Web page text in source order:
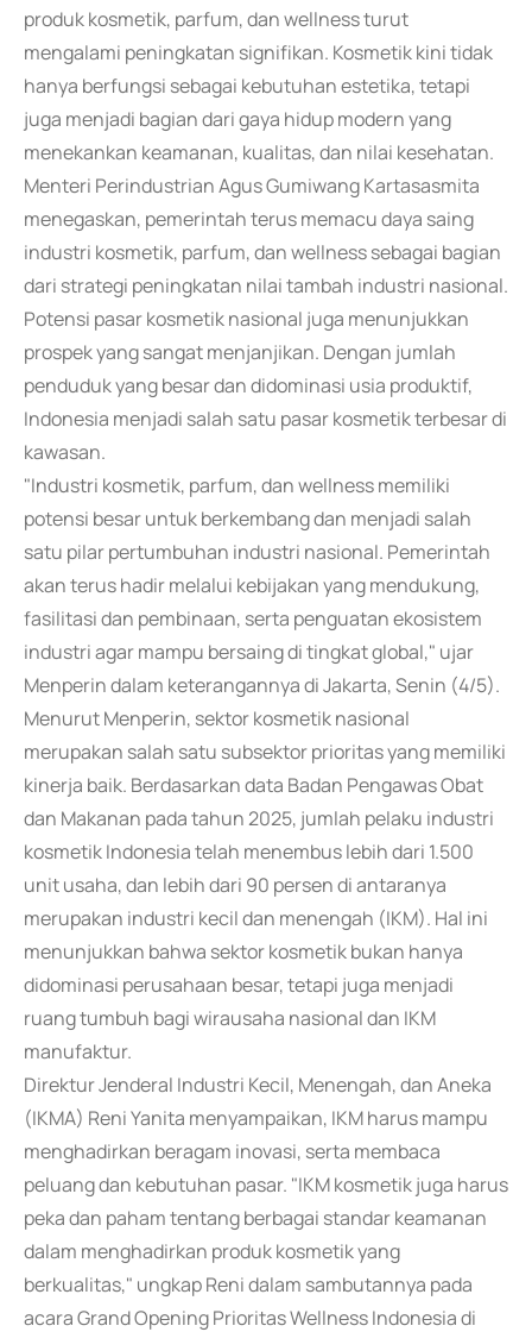
produk kosmetik, parfum, dan wellness turut
mengalami peningkatan signifikan. Kosmetik kini tidak
hanya berfungsi sebagai kebutuhan estetika, tetapi
juga menjadi bagian dari gaya hidup modern yang
menekankan keamanan, kualitas, dan nilai kesehatan.
Menteri Perindustrian Agus Gumiwang Kartasasmita
menegaskan, pemerintah terus memacu daya saing
industri kosmetik, parfum, dan wellness sebagai bagian
dari strategi peningkatan nilai tambah industri nasional.
Potensi pasar kosmetik nasional juga menunjukkan
prospek yang sangat menjanjikan. Dengan jumlah
penduduk yang besar dan didominasi usia produktif,
Indonesia menjadi salah satu pasar kosmetik terbesar di
kawasan.
"Industri kosmetik, parfum, dan wellness memiliki
potensi besar untuk berkembang dan menjadi salah
satu pilar pertumbuhan industri nasional. Pemerintah
akan terus hadir melalui kebijakan yang mendukung,
fasilitasi dan pembinaan, serta penguatan ekosistem
industri agar mampu bersaing di tingkat global," ujar
Menperin dalam keterangannya di Jakarta, Senin (4/5).
Menurut Menperin, sektor kosmetik nasional
merupakan salah satu subsektor prioritas yang memiliki
kinerja baik. Berdasarkan data Badan Pengawas Obat
dan Makanan pada tahun 2025, jumlah pelaku industri
kosmetik Indonesia telah menembus lebih dari 1.500
unit usaha, dan lebih dari 90 persen di antaranya
merupakan industri kecil dan menengah (IKM). Hal ini
menunjukkan bahwa sektor kosmetik bukan hanya
didominasi perusahaan besar, tetapi juga menjadi
ruang tumbuh bagi wirausaha nasional dan IKM
manufaktur.
Direktur Jenderal Industri Kecil, Menengah, dan Aneka
(IKMA) Reni Yanita menyampaikan, IKM harus mampu
menghadirkan beragam inovasi, serta membaca
peluang dan kebutuhan pasar. "IKM kosmetik juga harus
peka dan paham tentang berbagai standar keamanan
dalam menghadirkan produk kosmetik yang
berkualitas," ungkap Reni dalam sambutannya pada
acara Grand Opening Prioritas Wellness Indonesia di